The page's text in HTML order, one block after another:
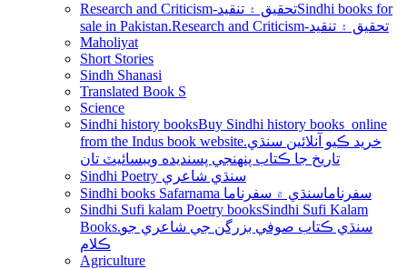
Research and Criticism-تحقيق ۽ تنقيدSindhi books for
sale in Pakistan.Research and Criticism-تحقيق ۽ تنقيد
Maholiyat
Short Stories
Sindh Shanasi
Translated Book S
Science
Sindhi history booksBuy Sindhi history books online
from the Indus book website.خريد ڪيو آنلائين سنڌي
تاريخ جا ڪتاب پنھنجي پسنديده ويبسائيٽ تان
Sindhi Poetry سنڌي شاعري
Sindhi books Safarnama سفرناماسنڌي ۾ سفرناما
Sindhi Sufi kalam Poetry booksSindhi Sufi Kalam
Books.سنڌي ڪتاب صوفي بزرگن جي شاعري جو
ڪلام
Agriculture